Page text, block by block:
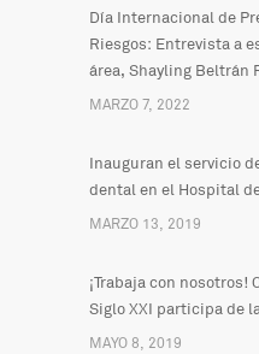
Día Internacional de
Riesgos: Entrevista a
área, Shayling Beltrán
MARZO 7, 2022
Inauguran el servicio
dental en el Hospital
MARZO 13, 2019
¡Trabaja con nosotros!
Siglo XXI participa de
MAYO 8, 2019